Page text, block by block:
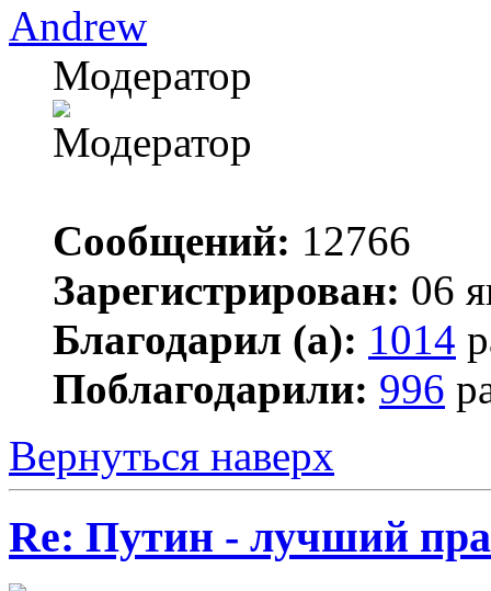
Andrew
Модератор
Сообщений: 12766
Зарегистрирован: 06
Благодарил (а): 1014
Поблагодарили: 996
Вернуться наверх
Re: Путин - лучший